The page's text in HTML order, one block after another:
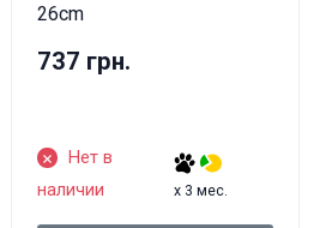
26cm
737 грн.
Нет в
наличии
x 3 мес.